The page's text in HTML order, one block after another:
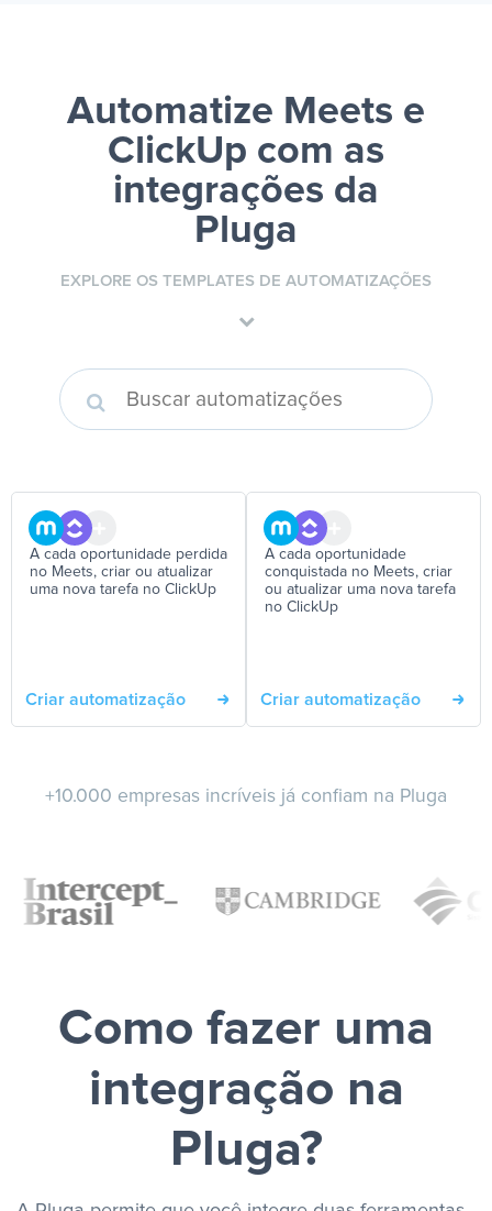
Automatize Meets e
ClickUp com as
integrações da
Pluga
EXPLORE OS TEMPLATES DE AUTOMATIZAÇÕES
A cada oportunidade perdida
no Meets, criar ou atualizar
uma nova tarefa no ClickUp
Criar automatização
A cada oportunidade
conquistada no Meets, criar
ou atualizar uma nova tarefa
no ClickUp
Criar automatização
+10.000 empresas incríveis já confiam na Pluga
Como fazer uma
integração na
Pluga?